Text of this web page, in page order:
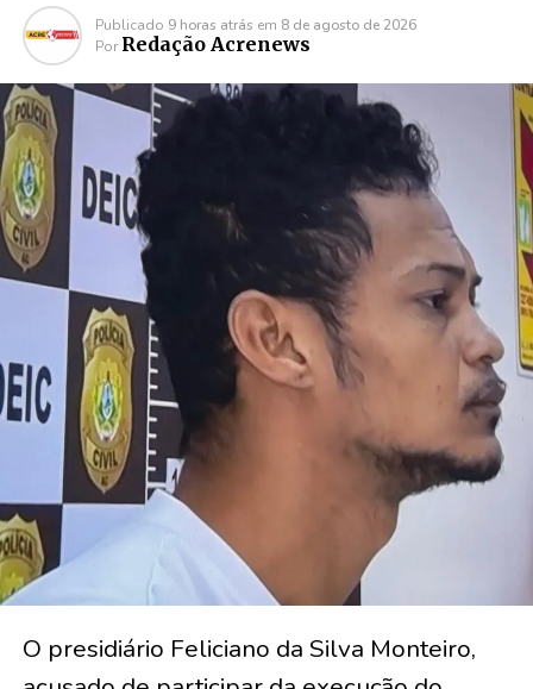
Publicado 9 horas atrás em 8 de agosto de 2026
Por Redação Acrenews
O presidiário Feliciano da Silva Monteiro,